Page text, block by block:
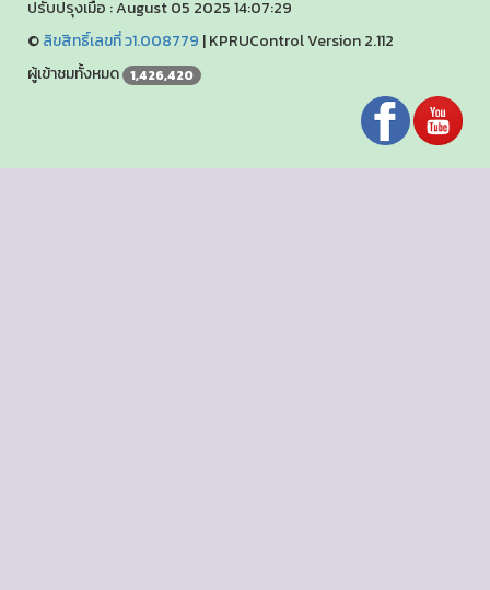
ปรับปรุงเมื่อ : August 05 2025 14:07:29
©ลิขสิทธิ์เลขที่ ว1.008779 |KPRUControl Version 2.112
ผู้เข้าชมทั้งหมด 1,426,420